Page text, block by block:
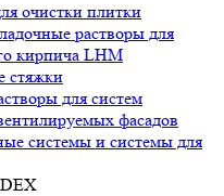
очистки плитки
растворы для
кирпича LHM
стяжки
для систем
фасадов
системы и системы для